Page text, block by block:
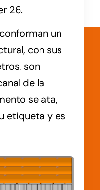
26.
un
con sus
son
de la
se ata,
etiqueta y es